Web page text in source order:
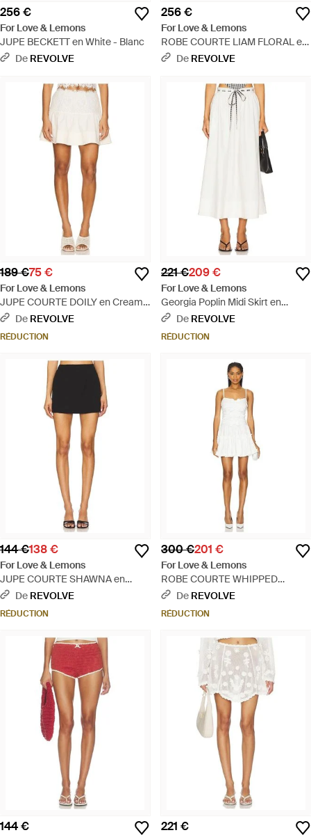
256 €
For Love & Lemons
JUPE BECKETT en White - Blanc
De REVOLVE
256 €
For Love & Lemons
ROBE COURTE LIAM FLORAL en
Yellow - Blanc
De REVOLVE
189 €75 €
For Love & Lemons
JUPE COURTE DOILY en Cream -
Blanc
De REVOLVE
RÉDUCTION
221 €209 €
For Love & Lemons
Georgia Poplin Midi Skirt en
Cream - Blanc
De REVOLVE
RÉDUCTION
144 €138 €
For Love & Lemons
JUPE COURTE SHAWNA en
Black - Noir
De REVOLVE
RÉDUCTION
300 €201 €
For Love & Lemons
ROBE COURTE WHIPPED
CREAM TAFFETA en White -
Blanc
De REVOLVE
RÉDUCTION
144 € 221 €